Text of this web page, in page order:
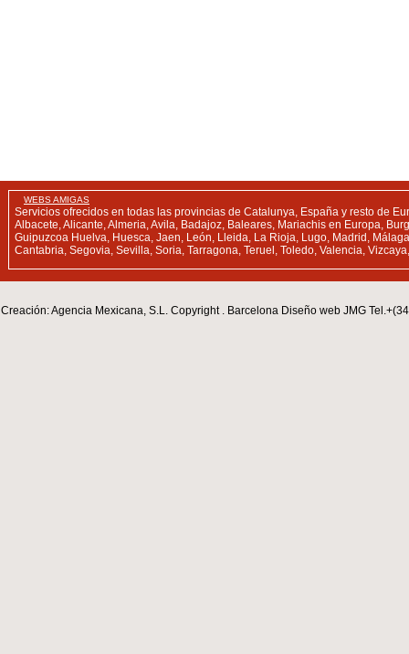
WEBS AMIGAS
Servicios ofrecidos en todas las provincias de Catalunya, España y resto de
Albacete, Alicante, Almeria, Avila, Badajoz, Baleares, Mariachis en Europa,
Guipuzcoa Huelva, Huesca, Jaen, León, Lleida, La Rioja, Lugo, Madrid,
Cantabria, Segovia, Sevilla, Soria, Tarragona, Teruel, Toledo, Valencia,
Creación: Agencia Mexicana, S.L. Copyright . Barcelona Diseño web JMG